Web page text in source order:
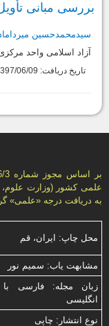
بررسی مبانی تأویل
سیدمحمدحسین
آزاد اسلامی واحد
تاریخ دریافت: 1397/06/09
به دریافت درجه «علمى»
محل چاپ: ایران، قم
مشابهت ياب: سميم نور
زبان مجله: فارسی با
انگلیسی
نوع انتشار: چاپی